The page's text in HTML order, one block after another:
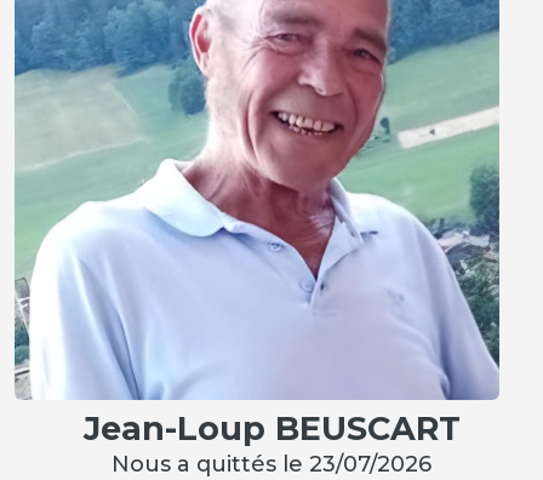
Jean-Loup BEUSCART
Nous a quittés le 23/07/2026